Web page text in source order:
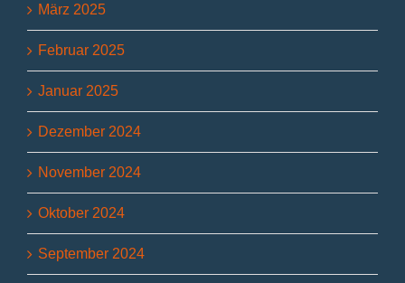
März 2025
Februar 2025
Januar 2025
Dezember 2024
November 2024
Oktober 2024
September 2024